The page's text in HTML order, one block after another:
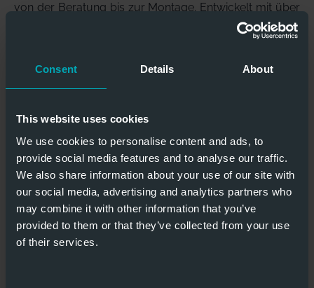
Consent Details About
This website uses cookies
We use cookies to personalise content and ads, to
provide social media features and to analyse our traffic.
We also share information about your use of our site with
our social media, advertising and analytics partners who
may combine it with other information that you’ve
provided to them or that they’ve collected from your use
of their services.
von der Beratung bis zur Montage. Entwickelt mit über
40 Jahren Spezialbau-Expertise und mehr als 10
Eleganz) oder
Black Edition(mattes Schwarz, das
Statement für Designliebhaber) – beide mit
Vorgaben. Professionelle Montage in 1–2 Tagen.
Vollständig rückbaubar – ideal für Mietobjekte.
Glastrennwände von Jansen entdecken